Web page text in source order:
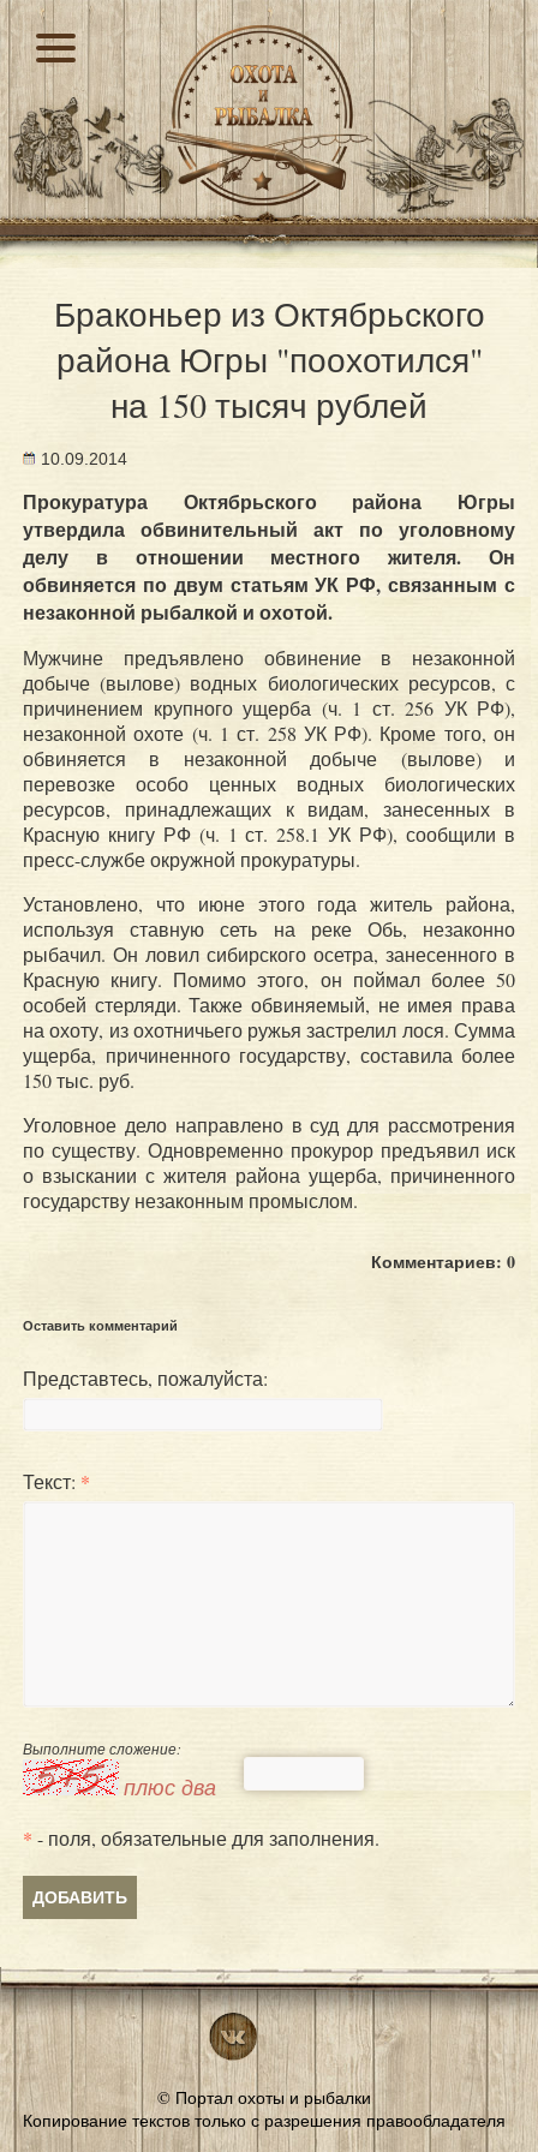
Браконьер из Октябрьского
района Югры "поохотился"
на 150 тысяч рублей
10.09.2014
Прокуратура Октябрьского района Югры
утвердила обвинительный акт по уголовному
делу в отношении местного жителя. Он
обвиняется по двум статьям УК РФ, связанным с
незаконной рыбалкой и охотой.
Мужчине предъявлено обвинение в незаконной
добыче (вылове) водных биологических ресурсов, с
причинением крупного ущерба (ч. 1 ст. 256 УК РФ),
незаконной охоте (ч. 1 ст. 258 УК РФ). Кроме того, он
обвиняется в незаконной добыче (вылове) и
перевозке особо ценных водных биологических
ресурсов, принадлежащих к видам, занесенных в
Красную книгу РФ (ч. 1 ст. 258.1 УК РФ), сообщили в
пресс-службе окружной прокуратуры.
Установлено, что июне этого года житель района,
используя ставную сеть на реке Обь, незаконно
рыбачил. Он ловил сибирского осетра, занесенного в
Красную книгу. Помимо этого, он поймал более 50
особей стерляди. Также обвиняемый, не имея права
на охоту, из охотничьего ружья застрелил лося. Сумма
ущерба, причиненного государству, составила более
150 тыс. руб.
Уголовное дело направлено в суд для рассмотрения
по существу. Одновременно прокурор предъявил иск
о взыскании с жителя района ущерба, причиненного
государству незаконным промыслом.
Комментариев: 0
Оставить комментарий
Представтесь, пожалуйста:
Текст: *
Выполните сложение:
плюс два
* - поля, обязательные для заполнения.
© Портал охоты и рыбалки
Копирование текстов только с разрешения правообладателя